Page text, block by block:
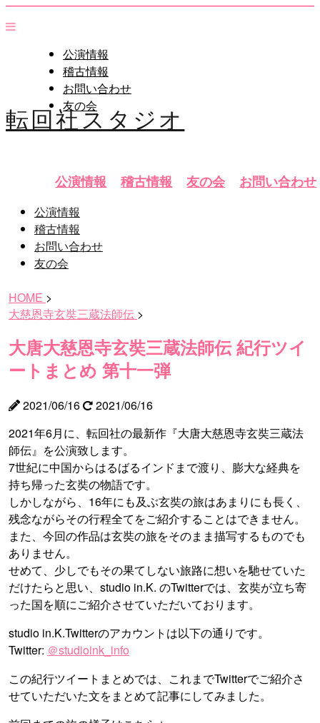
公演情報
稽古情報
お問い合わせ
友の会
転回社スタジオ
公演情報 稽古情報 友の会 お問い合わせ
公演情報
稽古情報
お問い合わせ
友の会
HOME >
大慈恩寺玄奘三蔵法師伝 >
大唐大慈恩寺玄奘三蔵法師伝 紀行ツイ
ートまとめ 第十一弾
2021/06/16
2021/06/16
2021年6月に、転回社の最新作『大唐大慈恩寺玄奘三蔵法
師伝』を公演致します。
7世紀に中国からはるばるインドまで渡り、膨大な経典を
持ち帰った玄奘の物語です。
しかしながら、16年にも及ぶ玄奘の旅はあまりにも長く、
残念ながらその行程全てをご紹介することはできません。
また、今回の作品は玄奘の旅をそのまま描写するものでも
ありません。
せめて、少しでもその果てしない旅路に想いを馳せていた
だけたらと思い、studio in.K. のTwitterでは、玄奘が立ち寄
った国を順にご紹介させていただいております。
studio in.K.Twitterのアカウントは以下の通りです。
Twitter: ＠studioink_info
この紀行ツイートまとめでは、これまでTwitterでご紹介さ
せていただいた文をまとめて記事にしてみました。